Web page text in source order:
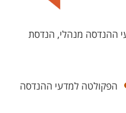
ההנדסה מנהלי, הנדסת
הפקולטה למדעי ההנדסה